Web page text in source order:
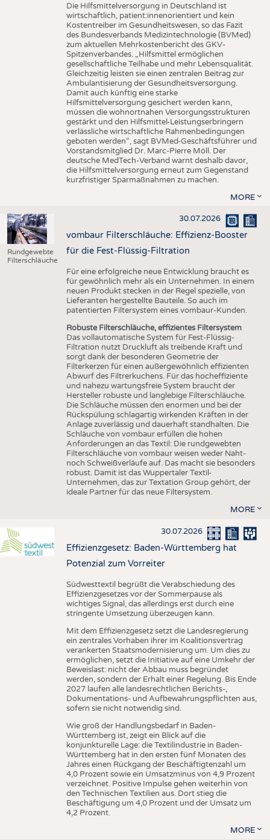
Die Hilfsmittelversorgung in Deutschland ist
wirtschaftlich, patient:innenorientiert und kein
Kostentreiber im Gesundheitswesen, so das Fazit
des Bundesverbands Medizintechnologie (BVMed)
zum aktuellen Mehrkostenbericht des GKV-
Spitzenverbandes. „Hilfsmittel ermöglichen
gesellschaftliche Teilhabe und mehr Lebensqualität.
Gleichzeitig leisten sie einen zentralen Beitrag zur
Ambulantisierung der Gesundheitsversorgung.
Damit auch künftig eine starke
Hilfsmittelversorgung gesichert werden kann,
müssen die wohnortnahen Versorgungsstrukturen
gestärkt und den Hilfsmittel-Leistungserbringern
verlässliche wirtschaftliche Rahmenbedingungen
geboten werden“, sagt BVMed-Geschäftsführer und
Vorstandsmitglied Dr. Marc-Pierre Möll. Der
deutsche MedTech-Verband warnt deshalb davor,
die Hilfsmittelversorgung erneut zum Gegenstand
kurzfristiger Sparmaßnahmen zu machen.
MORE
Rundgewebte
Filterschläuche
30.07.2026
vombaur Filterschläuche: Effizienz-Booster
für die Fest-Flüssig-Filtration
Für eine erfolgreiche neue Entwicklung braucht es
für gewöhnlich mehr als ein Unternehmen. In einem
neuen Produkt stecken in der Regel spezielle, von
Lieferanten hergestellte Bauteile. So auch im
patentierten Filtersystem eines vombaur-Kunden.
Robuste Filterschläuche, effizientes Filtersystem
Das vollautomatische System für Fest-Flüssig-
Filtration nutzt Druckluft als treibende Kraft und
sorgt dank der besonderen Geometrie der
Filterkerzen für einen außergewöhnlich effizienten
Abwurf des Filtrerkuchens. Für das hocheffiziente
und nahezu wartungsfreie System braucht der
Hersteller robuste und langlebige Filterschläuche.
Die Schläuche müssen den enormen und bei der
Rückspülung schlagartig wirkenden Kräften in der
Anlage zuverlässig und dauerhaft standhalten. Die
Schläuche von vombaur erfüllen die hohen
Anforderungen an das Textil: Die rundgewebten
Filterschläuche von vombaur weisen weder Naht-
noch Schweißverläufe auf. Das macht sie besonders
robust. Damit ist das Wuppertaler Textil-
Unternehmen, das zur Textation Group gehört, der
ideale Partner für das neue Filtersystem.
MORE
30.07.2026
Effizienzgesetz: Baden-Württemberg hat
Potenzial zum Vorreiter
Südwesttextil begrüßt die Verabschiedung des
Effizienzgesetzes vor der Sommerpause als
wichtiges Signal, das allerdings erst durch eine
stringente Umsetzung überzeugen kann.
Mit dem Effizienzgesetz setzt die Landesregierung
ein zentrales Vorhaben ihrer im Koalitionsvertrag
verankerten Staatsmodernisierung um. Um dies zu
ermöglichen, setzt die Initiative auf eine Umkehr der
Beweislast: nicht der Abbau muss begründet
werden, sondern der Erhalt einer Regelung. Bis Ende
2027 laufen alle landesrechtlichen Berichts-,
Dokumentations- und Aufbewahrungspflichten aus,
sofern sie nicht notwendig sind.
Wie groß der Handlungsbedarf in Baden-
Württemberg ist, zeigt ein Blick auf die
konjunkturelle Lage: die Textilindustrie in Baden-
Württemberg hat in den ersten fünf Monaten des
Jahres einen Rückgang der Beschäftigtenzahl um
4,0 Prozent sowie ein Umsatzminus von 4,9 Prozent
verzeichnet. Positive Impulse gehen weiterhin von
den Technischen Textilien aus. Dort stieg die
Beschäftigung um 4,0 Prozent und der Umsatz um
4,2 Prozent.
MORE